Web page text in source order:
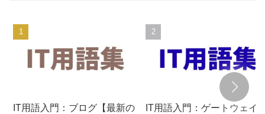
IT用語入門：ブログ【最新の
IT用語入門：ゲートウェイ